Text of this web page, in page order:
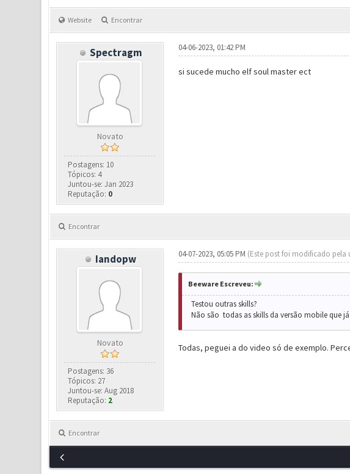
Website Encontrar
Spectragm
Novato
Postagens: 10
Tópicos: 4
Juntou-se: Jan 2023
Reputação: 0
04-06-2023, 01:42 PM
si sucede mucho elf soul master ect
Encontrar
Iandopw
Novato
Postagens: 36
Tópicos: 27
Juntou-se: Aug 2018
Reputação: 2
04-07-2023, 05:05 PM (Este post foi modificado pela
Beeware Escreveu:
Testou outras skills?
Não são todas as skills da versão mobile que
Todas, peguei a do video só de exemplo.
Encontrar